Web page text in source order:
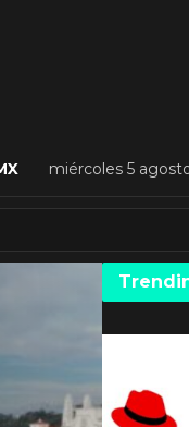
miércoles 5